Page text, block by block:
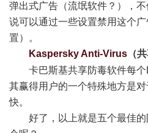
弹出式广告（流氓软件？），
说可以通过一些设置禁用这个
置）。
Kaspersky Anti-Virus （
卡巴斯基共享防毒软件每个
其赢得用户的一个特殊地方是
快。
好了，以上就是五个最佳的